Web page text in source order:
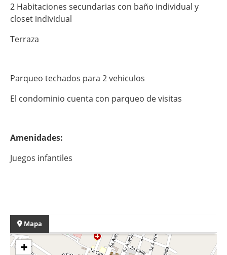
2 Habitaciones secundarias con baño individual y
closet individual
Terraza
Parqueo techados para 2 vehiculos
El condominio cuenta con parqueo de visitas
Amenidades:
Juegos infantiles
Mapa
+